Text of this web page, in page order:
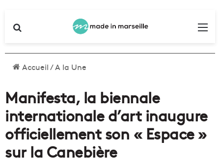
Accueil/A la Une
Manifesta, la biennale
internationale d’art inaugure
officiellement son « Espace »
sur la Canebière